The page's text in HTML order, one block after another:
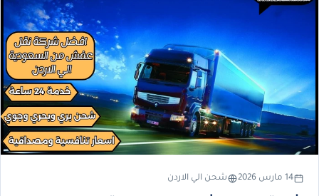
14 مارس 2026 شحن الي الاردن